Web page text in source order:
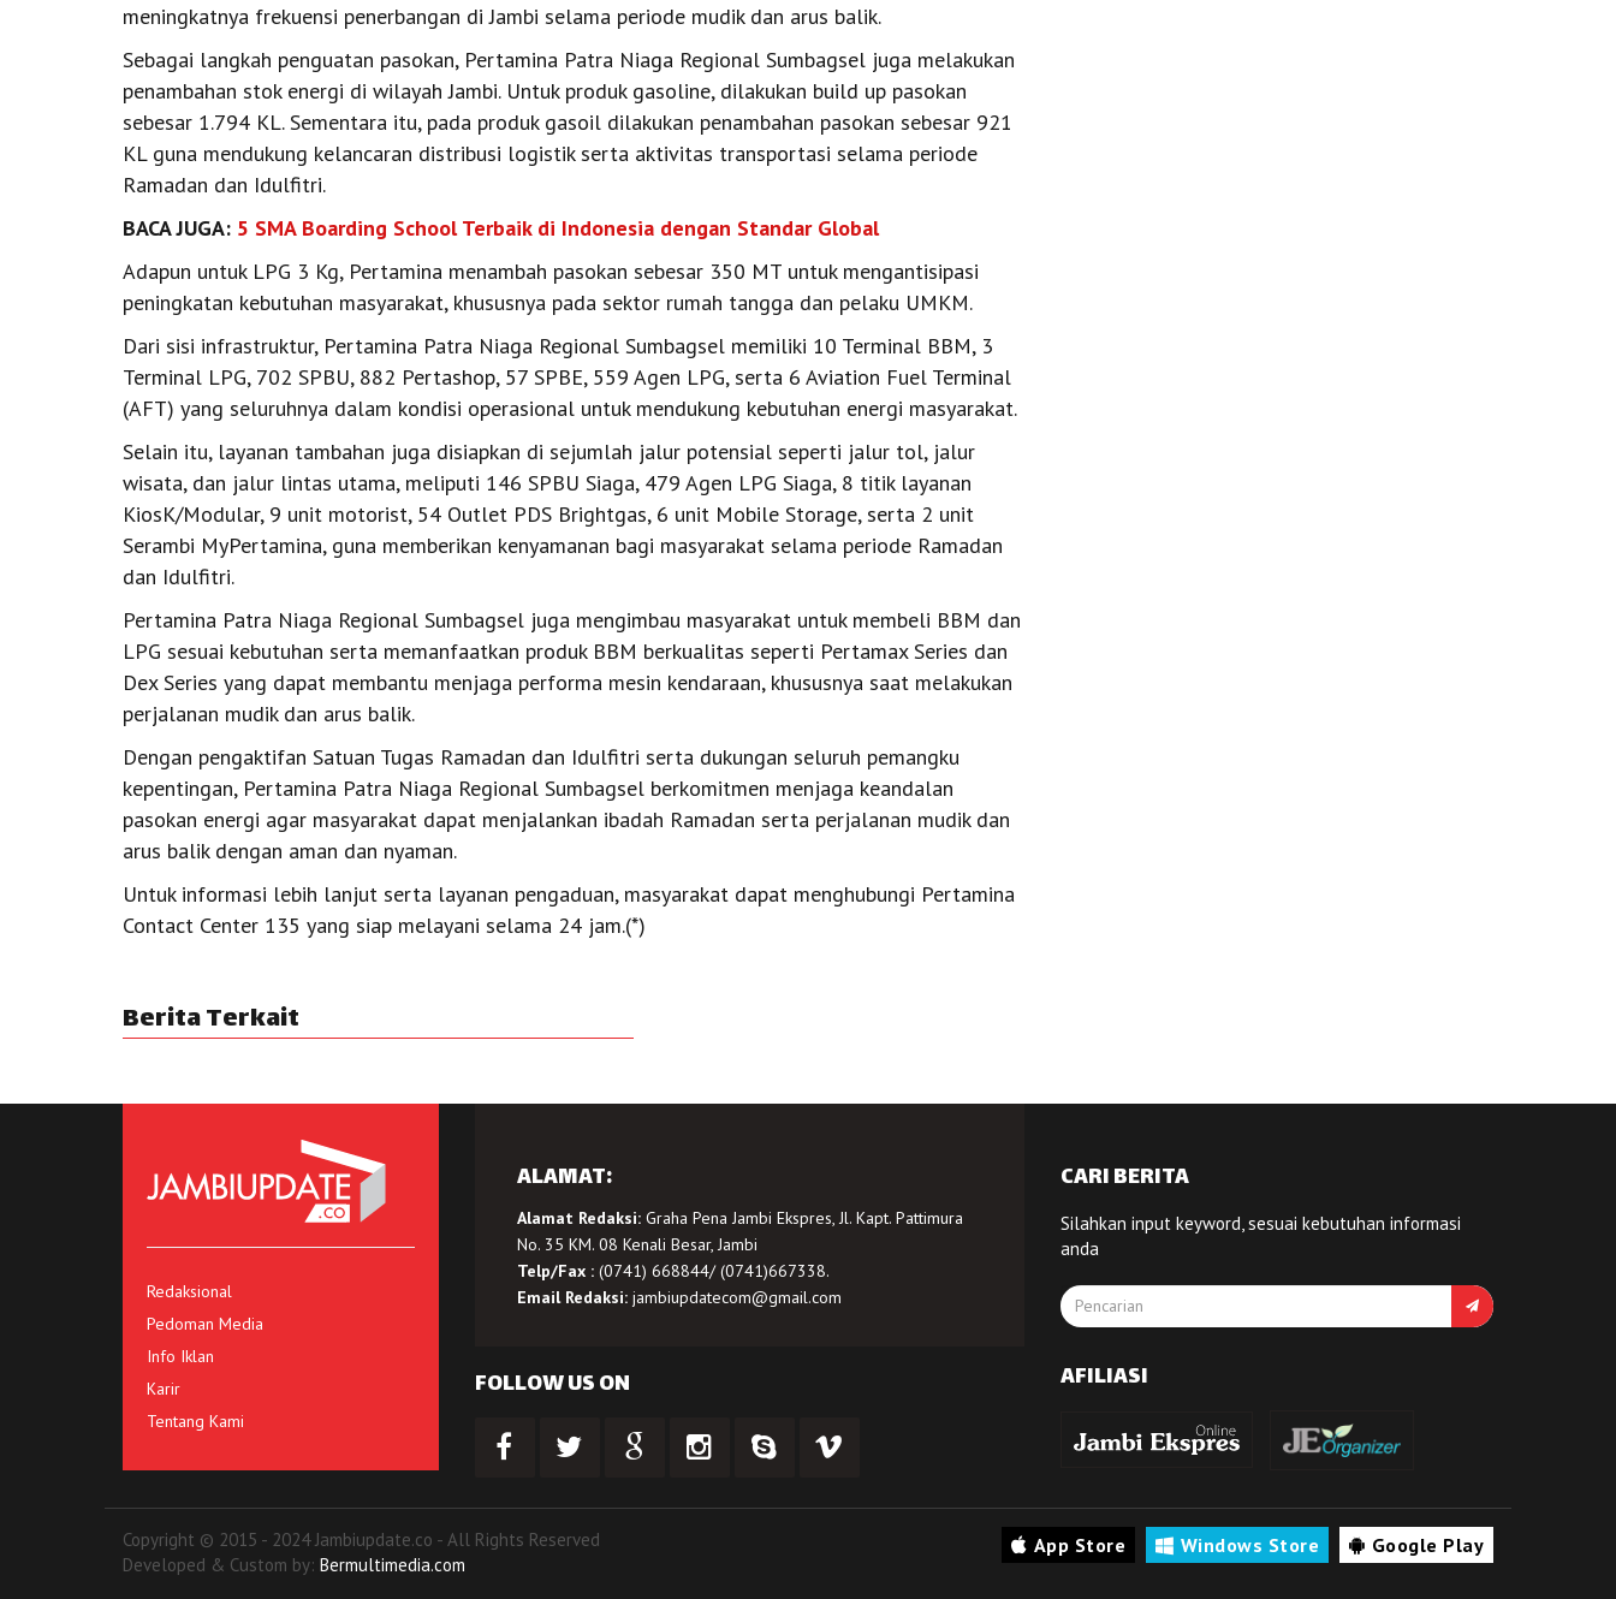
meningkatnya frekuensi penerbangan di Jambi selama periode mudik dan arus balik.
Sebagai langkah penguatan pasokan, Pertamina Patra Niaga Regional Sumbagsel juga melakukan
penambahan stok energi di wilayah Jambi. Untuk produk gasoline, dilakukan build up pasokan
sebesar 1.794 KL. Sementara itu, pada produk gasoil dilakukan penambahan pasokan sebesar 921
KL guna mendukung kelancaran distribusi logistik serta aktivitas transportasi selama periode
Ramadan dan Idulfitri.
BACA JUGA: 5 SMA Boarding School Terbaik di Indonesia dengan Standar Global
Adapun untuk LPG 3 Kg, Pertamina menambah pasokan sebesar 350 MT untuk mengantisipasi
peningkatan kebutuhan masyarakat, khususnya pada sektor rumah tangga dan pelaku UMKM.
Dari sisi infrastruktur, Pertamina Patra Niaga Regional Sumbagsel memiliki 10 Terminal BBM, 3
Terminal LPG, 702 SPBU, 882 Pertashop, 57 SPBE, 559 Agen LPG, serta 6 Aviation Fuel Terminal
(AFT) yang seluruhnya dalam kondisi operasional untuk mendukung kebutuhan energi masyarakat.
Selain itu, layanan tambahan juga disiapkan di sejumlah jalur potensial seperti jalur tol, jalur
wisata, dan jalur lintas utama, meliputi 146 SPBU Siaga, 479 Agen LPG Siaga, 8 titik layanan
KiosK/Modular, 9 unit motorist, 54 Outlet PDS Brightgas, 6 unit Mobile Storage, serta 2 unit
Serambi MyPertamina, guna memberikan kenyamanan bagi masyarakat selama periode Ramadan
dan Idulfitri.
Pertamina Patra Niaga Regional Sumbagsel juga mengimbau masyarakat untuk membeli BBM dan
LPG sesuai kebutuhan serta memanfaatkan produk BBM berkualitas seperti Pertamax Series dan
Dex Series yang dapat membantu menjaga performa mesin kendaraan, khususnya saat melakukan
perjalanan mudik dan arus balik.
Dengan pengaktifan Satuan Tugas Ramadan dan Idulfitri serta dukungan seluruh pemangku
kepentingan, Pertamina Patra Niaga Regional Sumbagsel berkomitmen menjaga keandalan
pasokan energi agar masyarakat dapat menjalankan ibadah Ramadan serta perjalanan mudik dan
arus balik dengan aman dan nyaman.
Untuk informasi lebih lanjut serta layanan pengaduan, masyarakat dapat menghubungi Pertamina
Contact Center 135 yang siap melayani selama 24 jam.(*)
Berita Terkait
Redaksional
Pedoman Media
Info Iklan
Karir
Tentang Kami
ALAMAT:
Alamat Redaksi:Graha Pena Jambi Ekspres, Jl. Kapt. Pattimura
No. 35 KM. 08 Kenali Besar, Jambi
Telp/Fax :(0741) 668844/ (0741)667338.
Email Redaksi: jambiupdatecom@gmail.com
FOLLOW US ON
CARI BERITA
Silahkan input keyword, sesuai kebutuhan informasi
anda
AFILIASI
Copyright © 2015 - 2024 Jambiupdate.co - All Rights Reserved
Developed & Custom by: Bermultimedia.com
App Store Windows Store Google Play